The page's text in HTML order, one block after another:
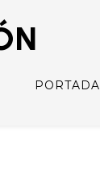
PORTADA